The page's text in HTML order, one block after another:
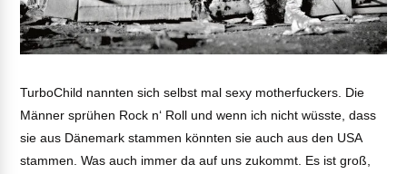
TurboChild nannten sich selbst mal sexy motherfuckers. Die
Männer sprühen Rock n‘ Roll und wenn ich nicht wüsste, dass
sie aus Dänemark stammen könnten sie auch aus den USA
stammen. Was auch immer da auf uns zukommt. Es ist groß,